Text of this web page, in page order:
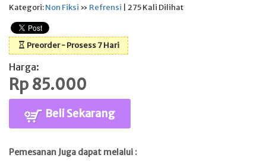
Kategori:Non Fiksi » Refrensi | 275 Kali Dilihat
Preorder - Prosess 7 Hari
Harga:
Rp 85.000
Beli Sekarang
Pemesanan Juga dapat melalui :